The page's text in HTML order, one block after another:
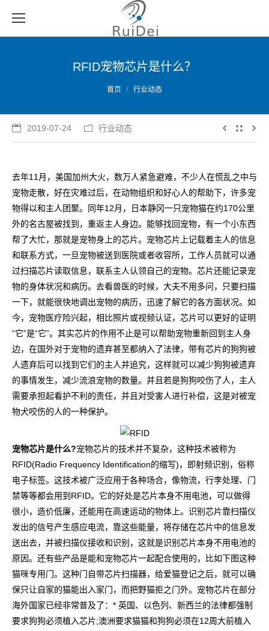
RFID宠物芯片是什么？
首页 行业动态
2019-07-24 行业动态
去年11月，美国加州大火，数万人紧急避难，不少人在慌乱之中与
宠物走散，好在灾难过后，在动物组织和好心人的帮助下，许多宠
物得以和主人团聚。同年12月，日本静冈一只宠物猫在约170公里
外的名古屋被找到，重返主人身边。能够找回宠物，有一个小东西
帮了大忙，那就是宠物身上的芯片。宠物芯片上记载着主人的信息
和联系方式，一旦宠物被送到医院或者收容所，工作人员就可以通
过扫描芯片读取信息，联系主人认领自己的宠物。芯片还能记录宠
物的身体状况和病历。去看兽医的时候，大夫不用多问，只要扫描
一下，就能很快地调出宠物的病历，迅速了解它的各方面状况。如
今，宠物医疗险兴起，相比照片或视频认证，芯片可以更好的证明
“它”是“它”。其实芯片的作用不止是可以帮助宠物重新回到主人身
边，在国外对于宠物的遗弃甚至都纳入了法律，带有芯片的狗狗被
人遗弃后可以找到它们的主人并追究，这样就可以减少狗狗被遗弃
的事情发生，减少流浪宠物的数量。并且若是狗狗咬伤了人，主人
需要承担起看护不利的责任，并且对受害人进行补偿，这是对被宠
物犬咬伤的人的一种保护。
宠物芯片是什么?宠物芯片的技术并不复杂，这种技术被称为
RFID(Radio Frequency Identification的缩写)，即射频识别，俗称
电子标签。这技术被广泛应用于各种场合，像物流，行李处理、门
禁等等都会用到RFID。它的好处是芯片本身不用电池，可以做得
很小，造价低廉，还能用在高速运动的物体上。识别芯片靠扫描仪
发出的信号产生感应电流，靠这些能量，将存储在芯片中的信息发
送出去，并被扫描仪接收和识别，这就是识别芯片本身不用电池的
原因。还有些产品是能和宠物芯片一起配合使用的，比如下图这种
猫咪专用门。这种门自带芯片扫描器，给爱猫登记之后，就可以确
保只让自家的猫能出入家门，而把野猫拒之门外。宠物芯片在部分
海外国家已经非常普及了：* 英国、以色列、新西兰的法律都强制
要求狗狗必须植入芯片;澳洲要求猫猫和狗狗必须在12周大前植入